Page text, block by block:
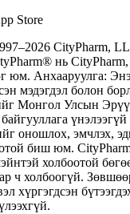
Store
CityPharm,
нь
юм. Анхааруулга:
мэдэгдэл болон
Монгол Улсын
оношлох, эмчлэх,
биш юм.
холбоотой
ч холбоогүй.
хүргэгдсэн